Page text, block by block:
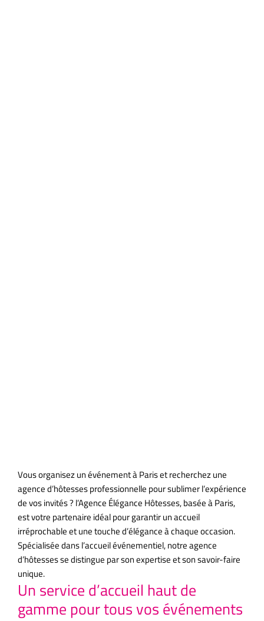
Vous organisez un événement à Paris et recherchez une
agence d’hôtesses professionnelle pour sublimer l’expérience
de vos invités ? l’Agence Élégance Hôtesses, basée à Paris,
est votre partenaire idéal pour garantir un accueil
irréprochable et une touche d’élégance à chaque occasion.
Spécialisée dans l’accueil événementiel, notre agence
d’hôtesses se distingue par son expertise et son savoir-faire
unique.
Un service d’accueil haut de
gamme pour tous vos événements